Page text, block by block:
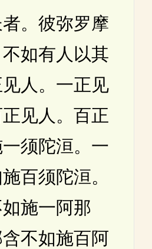
。彼弥罗摩
如有人以其
人。一正见
见人。百正
须陀洹。一
百须陀洹。
施一阿那
不如施百阿